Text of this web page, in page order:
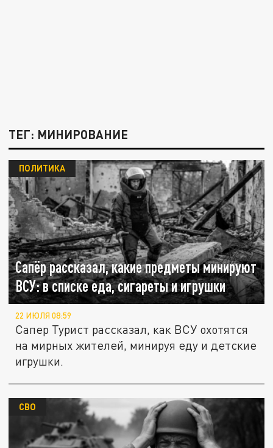
ТЕГ: МИНИРОВАНИЕ
Сапёр рассказал, какие предметы минируют
ВСУ: в списке еда, сигареты и игрушки
ПОЛИТИКА
22 ИЮЛЯ 08:59
Сапер Турист рассказал, как ВСУ охотятся
на мирных жителей, минируя еду и детские
игрушки.
СВО